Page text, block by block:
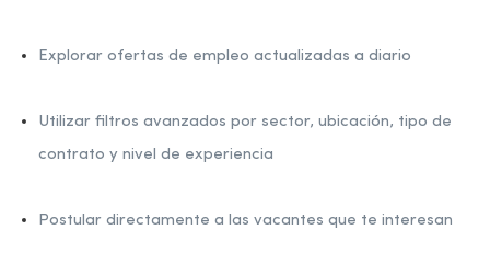
Explorar ofertas de empleo actualizadas a diario
Utilizar filtros avanzados por sector, ubicación, tipo de
contrato y nivel de experiencia
Postular directamente a las vacantes que te interesan